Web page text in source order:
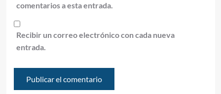
comentarios a esta entrada.
Recibir un correo electrónico con cada nueva
entrada.